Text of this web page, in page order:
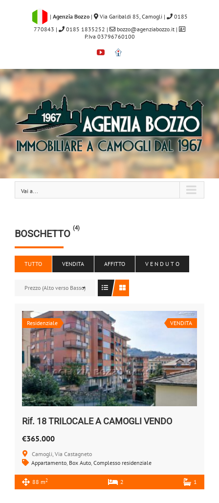
| Agenzia Bozzo | Via Garibaldi 85, Camogli |
0185
770843 | 0185 1835252 | bozzo@agenziabozzo.it|
P.Iva 03796760100
YouTube
Immobiliare.it
Vai a...
BOSCHETTO (4)
TUTTO VENDITA AFFITTO V E N D U T O
Prezzo (Alto verso Basso)
Residenziale VENDITA
Rif. 18 TRILOCALE A CAMOGLI VENDO
€365.000
Camogli, Via Castagneto
Appartamento, Box Auto, Complesso residenziale
88 m2 2 1